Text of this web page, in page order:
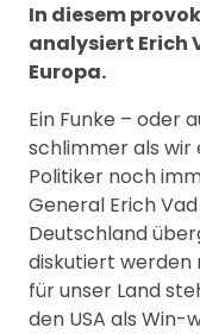
In diesem
analysiert Erich
Europa.
Ein Funke – oder
schlimmer als wir
Politiker noch
General Erich
Deutschland
diskutiert werden
für unser Land
den USA als Win-